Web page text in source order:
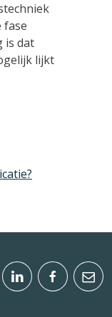
fase
is dat
lijkt